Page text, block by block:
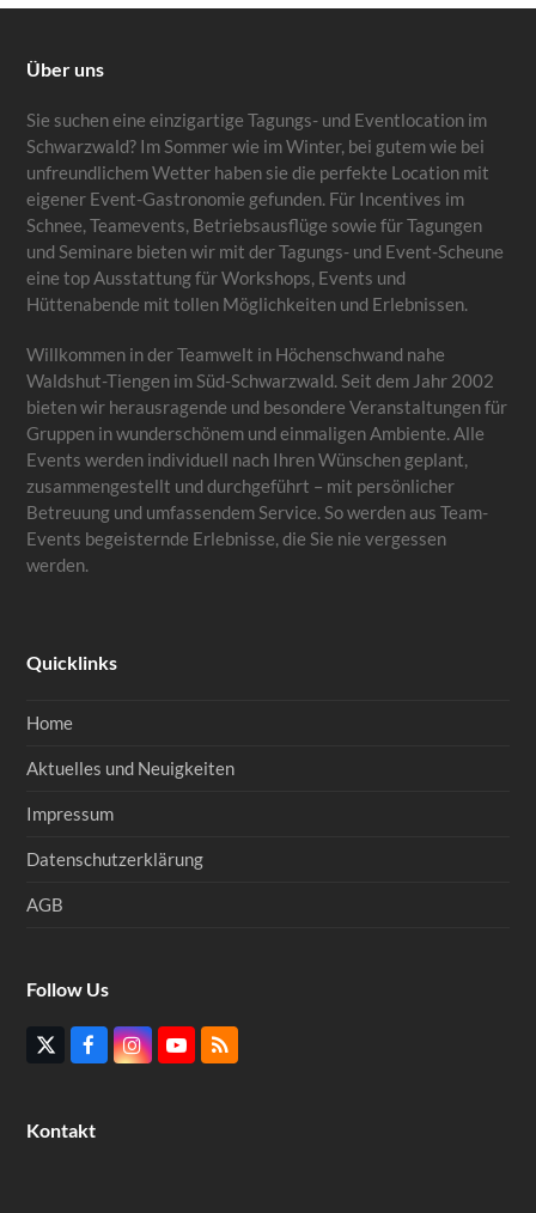
Über uns
Sie suchen eine einzigartige Tagungs- und Eventlocation im
Schwarzwald? Im Sommer wie im Winter, bei gutem wie bei
unfreundlichem Wetter haben sie die perfekte Location mit
eigener Event-Gastronomie gefunden. Für Incentives im
Schnee, Teamevents, Betriebsausflüge sowie für Tagungen
und Seminare bieten wir mit der Tagungs- und Event-Scheune
eine top Ausstattung für Workshops, Events und
Hüttenabende mit tollen Möglichkeiten und Erlebnissen.
Willkommen in der Teamwelt in Höchenschwand nahe
Waldshut-Tiengen im Süd-Schwarzwald. Seit dem Jahr 2002
bieten wir herausragende und besondere Veranstaltungen für
Gruppen in wunderschönem und einmaligen Ambiente. Alle
Events werden individuell nach Ihren Wünschen geplant,
zusammengestellt und durchgeführt – mit persönlicher
Betreuung und umfassendem Service. So werden aus Team-
Events begeisternde Erlebnisse, die Sie nie vergessen
werden.
Quicklinks
Home
Aktuelles und Neuigkeiten
Impressum
Datenschutzerklärung
AGB
Follow Us
TwitterFacebookInstagram
YouTube
RSS
Kontakt